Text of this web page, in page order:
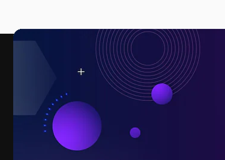
Vídeos
Clipes de vídeo
A plataforma criativa para você direcionar
seu melhor trabalho. Mais de 1 milhão de
assinantes entre criativos, empresas,
agências e estúdios.